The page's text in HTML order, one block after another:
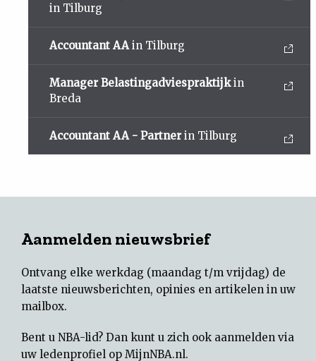
in Tilburg
Accountant AA in Tilburg
Manager Belastingadviespraktijkin
Breda
Accountant AA - Partner in Tilburg
Aanmelden nieuwsbrief
Ontvang elke werkdag (maandag t/m vrijdag) de
laatste nieuwsberichten, opinies en artikelen in uw
mailbox.
Bent u NBA-lid? Dan kunt u zich ook aanmelden via
uw ledenprofiel op MijnNBA.nl.